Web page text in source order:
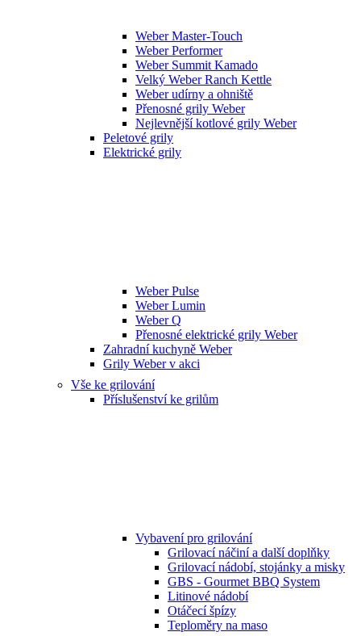
Weber Master-Touch
Weber Performer
Weber Summit Kamado
Velký Weber Ranch Kettle
Weber udírny a ohniště
Přenosné grily Weber
Nejlevnější kotlové grily Weber
Peletové grily
Elektrické grily
Weber Pulse
Weber Lumin
Weber Q
Přenosné elektrické grily Weber
Zahradní kuchyně Weber
Grily Weber v akci
Vše ke grilování
Příslušenství ke grilům
Vybavení pro grilování
Grilovací náčiní a další doplňky
Grilovací nádobí, stojánky a misky
GBS - Gourmet BBQ System
Litinové nádobí
Otáčecí špízy
Teploměry na maso